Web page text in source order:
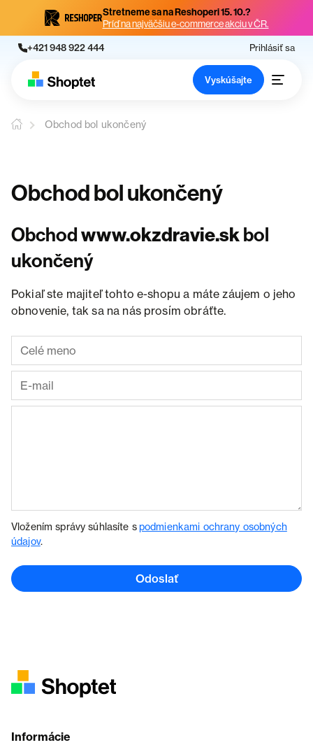
Stretneme sa na Reshoperi 15. 10.?
Príď na najväčšiu e-commerce akciu v ČR.
+421 948 922 444 Prihlásiť sa
Vyskúšajte
Obchod bol ukončený
Obchod bol ukončený
Obchodwww.okzdravie.skbol
ukončený
Pokiaľ ste majiteľ tohto e-shopu a máte záujem o jeho
obnovenie, tak sa na nás prosím obráťte.
Vložením správy súhlasíte spodmienkami ochrany osobných
údajov.
Odoslať
Informácie